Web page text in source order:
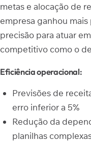
metas e alocação de
empresa ganhou
precisão para atuar
competitivo como o
Eficiência operacional:
Previsões de
erro inferior a 5%
Redução da
planilhas